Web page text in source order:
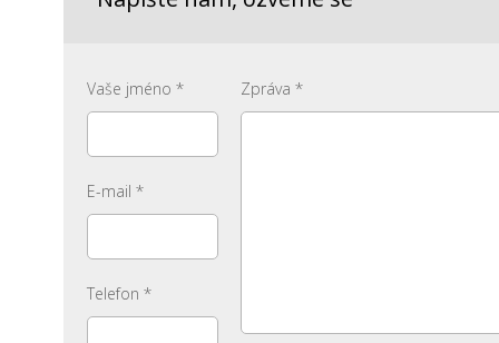
Vaše jméno *
E-mail *
Telefon *
Zpráva *